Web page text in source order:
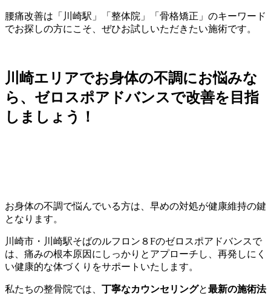
腰痛改善は「川崎駅」「整体院」「骨格矯正」のキーワード
でお探しの方にこそ、ぜひお試しいただきたい施術です。
川崎エリアでお身体の不調にお悩みな
ら、ゼロスポアドバンスで改善を目指
しましょう！
お身体の不調で悩んでいる方は、早めの対処が健康維持の鍵
となります。
川崎市・川崎駅そばのルフロン８Fのゼロスポアドバンスで
は、痛みの根本原因にしっかりとアプローチし、再発しにく
い健康的な体づくりをサポートいたします。
私たちの整骨院では、 丁寧なカウンセリングと最新の施術法